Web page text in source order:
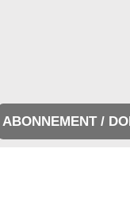
ABONNEMENT /